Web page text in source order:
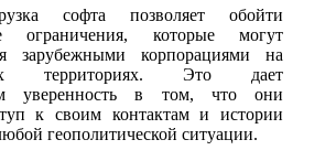
софта позволяет обойти
ограничения, которые могут
зарубежными корпорациями на
территориях. Это дает
уверенность в том, что они
к своим контактам и истории
геополитической ситуации.